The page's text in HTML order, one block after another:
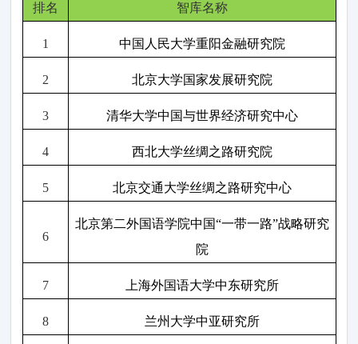
排名 智库名称
1 中国人民大学重阳金融研究院
2 北京大学国家发展研究院
3 清华大学中国与世界经济研究中心
4 西北大学丝绸之路研究院
5 北京交通大学丝绸之路研究中心
6
北京第二外国语学院中国“一带一路”战略研究
院
7 上海外国语大学中东研究所
8 兰州大学中亚研究所